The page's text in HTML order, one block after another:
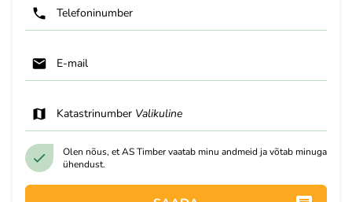
Telefoninumber
E-mail
Katastrinumber Valikuline
Olen nõus, et AS Timber vaatab minu andmeid ja võtab minuga
ühendust.